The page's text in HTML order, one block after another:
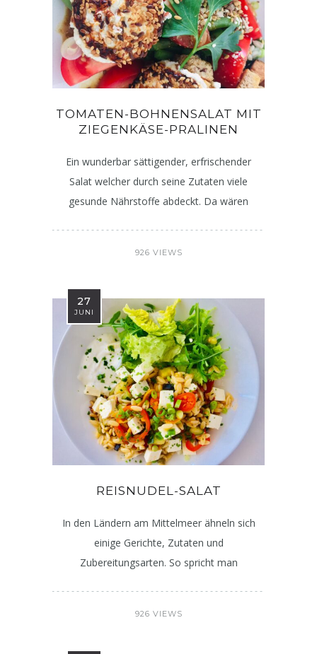
TOMATEN-BOHNENSALAT MIT
ZIEGENKÄSE-PRALINEN
Ein wunderbar sättigender, erfrischender
Salat welcher durch seine Zutaten viele
gesunde Nährstoffe abdeckt. Da wären
926 VIEWS
27
JUNI
REISNUDEL-SALAT
In den Ländern am Mittelmeer ähneln sich
einige Gerichte, Zutaten und
Zubereitungsarten. So spricht man
926 VIEWS